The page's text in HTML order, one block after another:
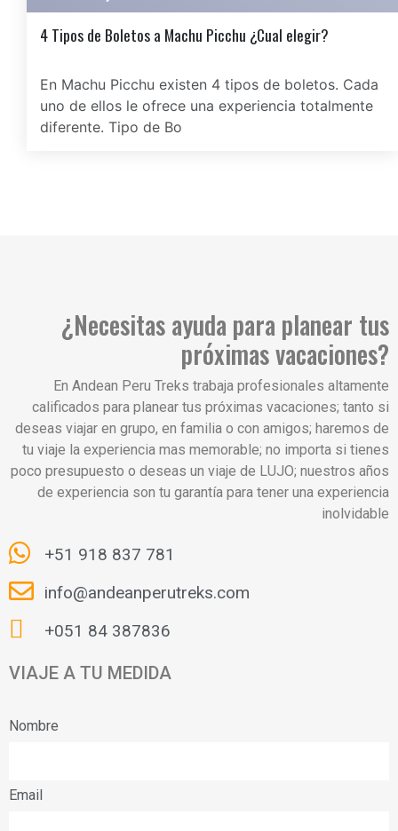
4 Tipos de Boletos a Machu Picchu ¿Cual elegir?
En Machu Picchu existen 4 tipos de boletos. Cada
uno de ellos le ofrece una experiencia totalmente
diferente. Tipo de Bo
¿Necesitas ayuda para planear tus
próximas vacaciones?
En Andean Peru Treks trabaja profesionales altamente
calificados para planear tus próximas vacaciones; tanto si
deseas viajar en grupo, en familia o con amigos; haremos de
tu viaje la experiencia mas memorable; no importa si tienes
poco presupuesto o deseas un viaje de LUJO; nuestros años
de experiencia son tu garantía para tener una experiencia
inolvidable
+51 918 837 781
info@andeanperutreks.com
+051 84 387836
VIAJE A TU MEDIDA
Nombre
Email